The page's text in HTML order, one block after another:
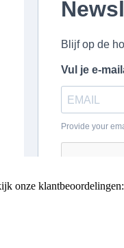
onze klantbeoordelingen: